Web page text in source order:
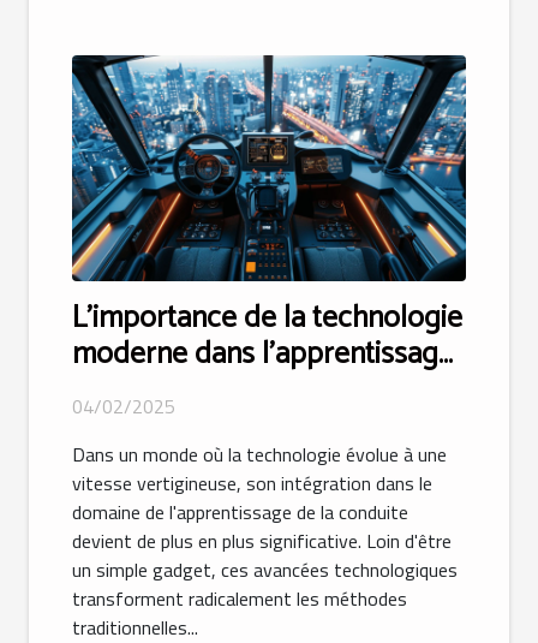
L'importance de la technologie
moderne dans l'apprentissage
de la conduite
04/02/2025
Dans un monde où la technologie évolue à une
vitesse vertigineuse, son intégration dans le
domaine de l'apprentissage de la conduite
devient de plus en plus significative. Loin d'être
un simple gadget, ces avancées technologiques
transforment radicalement les méthodes
traditionnelles...